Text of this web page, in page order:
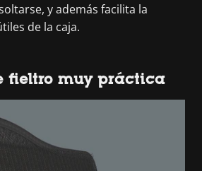
y además facilita la
de la caja.
fieltro muy práctica